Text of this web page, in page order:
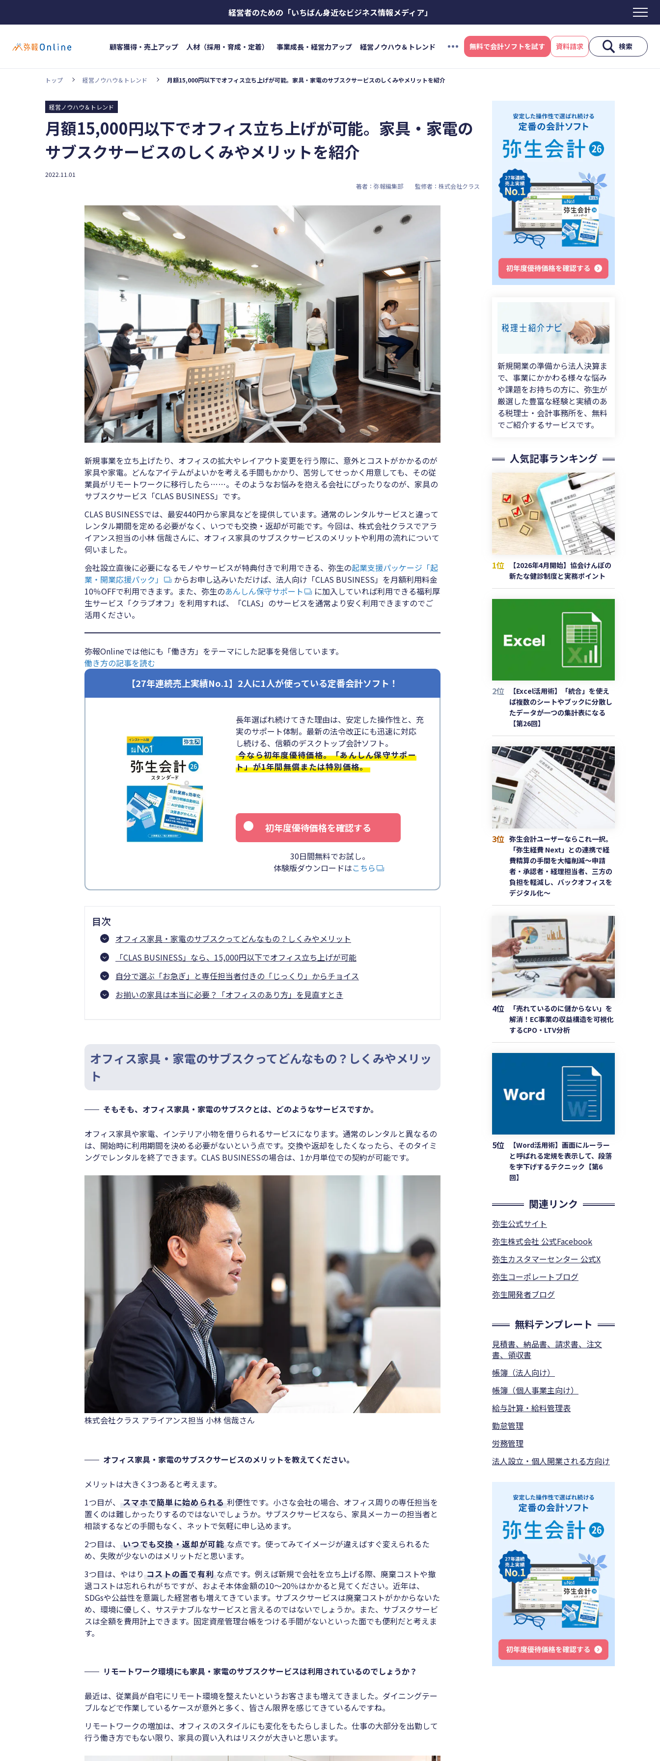
経営者のための 「いちばん身近なビジネス情報メディア」
カテゴリー
顧客獲得・売上アップ
人材（採用・育成・定着）
事業成長・経営力アップ
経営ノウハウ＆トレンド
弥生の製品・サービス
業務効率化
#インボイス #インボイス制度 #電子帳簿保存法
#集客
#資金調達
#DX #生産性向上
#人材育成
#店舗経営
無料で会計ソフトを試す
顧客獲得・売上アップ 人材（採用・育成・定着） 事業成長・経営力アップ 経営ノウハウ＆トレンド 無料で会計ソフトを試す 資料請求 検索
#人材育成
#店舗経営 #クラブオフ
トップ 経営ノウハウ＆トレンド 月額15,000円以下でオフィス立ち上げが可能。家具・家電のサブスクサービスのしくみやメリットを紹介
経営ノウハウ＆トレンド
月額15,000円以下でオフィス立ち上げが可能。家具・家電の
サブスクサービスのしくみやメリットを紹介
2022.11.01
著者：弥報編集部
監修者：株式会社クラス
新規事業を立ち上げたり、オフィスの拡大やレイアウト変更を行う際に、意外とコストがかかるのが
家具や家電。どんなアイテムがよいかを考える手間もかかり、苦労してせっかく用意しても、その従
業員がリモートワークに移行したら……。そのようなお悩みを抱える会社にぴったりなのが、家具の
サブスクサービス「CLAS BUSINESS」です。
CLAS BUSINESSでは、最安440円から家具などを提供しています。通常のレンタルサービスと違って
レンタル期間を定める必要がなく、いつでも交換・返却が可能です。今回は、株式会社クラスでアラ
イアンス担当の小林 信哉さんに、オフィス家具のサブスクサービスのメリットや利用の流れについて
伺いました。
会社設立直後に必要になるモノやサービスが特典付きで利用できる、弥生の起業支援パッケージ「起
業・開業応援パック」
からお申し込みいただけば、法人向け「CLAS BUSINESS」を月額利用料金
10％OFFで利用できます。また、弥生のあんしん保守サポート
に加入していれば利用できる福利厚
生サービス「クラブオフ」を利用すれば、「CLAS」のサービスを通常より安く利用できますのでご
活用ください。
弥報Onlineでは他にも「働き方」をテーマにした記事を発信しています。
働き方の記事を読む
【27年連続売上実績No.1】2人に1人が使っている定番会計ソフト！
長年選ばれ続けてきた理由は、安定した操作性と、充
実のサポート体制。最新の法令改正にも迅速に対応
し続ける、信頼のデスクトップ会計ソフト。
今なら初年度優待価格。「あんしん保守サポー
ト」が1年間無償または特別価格。
初年度優待価格を確認する
30日間無料でお試し。
体験版ダウンロードはこちら
目次
オフィス家具・家電のサブスクってどんなもの？しくみやメリット
「CLAS BUSINESS」なら、15,000円以下でオフィス立ち上げが可能
自分で選ぶ「お急ぎ」と専任担当者付きの「じっくり」からチョイス
お揃いの家具は本当に必要？「オフィスのあり方」を見直すとき
オフィス家具・家電のサブスクってどんなもの？しくみやメリッ
ト
そもそも、オフィス家具・家電のサブスクとは、どのようなサービスですか。
オフィス家具や家電、インテリア小物を借りられるサービスになります。通常のレンタルと異なるの
は、開始時に利用期間を決める必要がないという点です。交換や返却をしたくなったら、そのタイミ
ングでレンタルを終了できます。CLAS BUSINESSの場合は、1か月単位での契約が可能です。
株式会社クラス アライアンス担当 小林 信哉さん
オフィス家具・家電のサブスクサービスのメリットを教えてください。
メリットは大きく3つあると考えます。
1つ目が、
スマホで簡単に始められる 利便性です。小さな会社の場合、オフィス周りの専任担当を
置くのは難しかったりするのではないでしょうか。サブスクサービスなら、家具メーカーの担当者と
相談するなどの手間もなく、ネットで気軽に申し込めます。
2つ目は、
いつでも交換・返却が可能 な点です。使ってみてイメージが違えばすぐ変えられるた
め、失敗が少ないのはメリットだと思います。
3つ目は、やはり コストの面で有利 な点です。例えば新規で会社を立ち上げる際、廃棄コストや撤
退コストは忘れられがちですが、およそ本体金額の10～20％はかかると見てください。近年は、
SDGsや公益性を意識した経営者も増えてきています。サブスクサービスは廃棄コストがかからないた
め、環境に優しく、サステナブルなサービスと言えるのではないでしょうか。また、サブスクサービ
スは全額を費用計上できます。固定資産管理台帳をつける手間がないといった面でも便利だと考えま
す。
リモートワーク環境にも家具・家電のサブスクサービスは利用されているのでしょうか？
最近は、従業員が自宅にリモート環境を整えたいというお客さまも増えてきました。ダイニングテー
ブルなどで作業しているケースが意外と多く、皆さん限界を感じてきているんですね。
リモートワークの増加は、オフィスのスタイルにも変化をもたらしました。仕事の大部分を出勤して
行う働き方でもない限り、家具の買い入れはリスクが大きいと思います。
新規開業の準備から法人決算ま
で、事業にかかわる様々な悩み
や課題をお持ちの方に、弥生が
厳選した豊富な経験と実績のあ
る税理士・会計事務所を、無料
でご紹介するサービスです。
人気記事ランキング
1位
【2026年4月開始】協会けんぽの
新たな健診制度と実務ポイント
2位
【Excel活用術】「統合」を使え
ば複数のシートやブックに分散し
たデータが一つの集計表になる
【第26回】
3位 弥生会計ユーザーならこれ一択。
「弥生経費 Next」との連携で経
費精算の手間を大幅削減〜申請
者・承認者・経理担当者、三方の
負担を軽減し、バックオフィスを
デジタル化〜
4位
「売れているのに儲からない」を
解消！EC事業の収益構造を可視化
するCPO・LTV分析
5位
【Word活用術】画面にルーラー
と呼ばれる定規を表示して、段落
を字下げするテクニック【第6
回】
関連リンク
弥生公式サイト
弥生株式会社 公式Facebook
弥生カスタマーセンター 公式X
弥生コーポレートブログ
弥生開発者ブログ
無料テンプレート
見積書、納品書、請求書、注文
書、領収書
帳簿（法人向け）
帳簿（個人事業主向け）
給与計算・給料管理表
勤怠管理
労務管理
法人設立・個人開業される方向け